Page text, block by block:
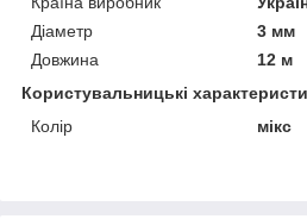
Діаметр
3 мм
Довжина
12 м
Користувальницькі
Колір
мікс